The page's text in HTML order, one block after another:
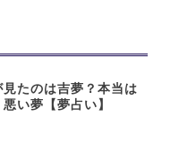
見たのは吉夢？本当は
悪い夢【夢占い】